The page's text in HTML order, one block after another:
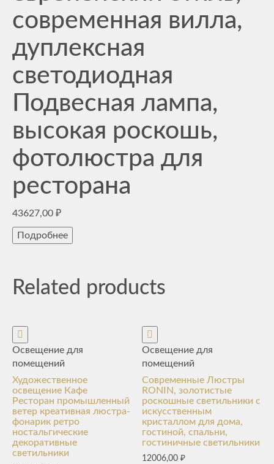
современная вилла,
дуплексная
светодиодная
Подвесная лампа,
высокая роскошь,
фотолюстра для
ресторана
43627,00 ₽
Подробнее
Related products
Освещение для
помещений
Художественное
освещение Кафе
Ресторан промышленный
ветер креативная люстра-
фонарик ретро
ностальгические
декоративные
светильники
Освещение для
помещений
Современные Люстры
RONIN, золотистые
роскошные светильники с
искусственным
кристаллом для дома,
гостиной, спальни,
гостиничные светильники
12006,00₽